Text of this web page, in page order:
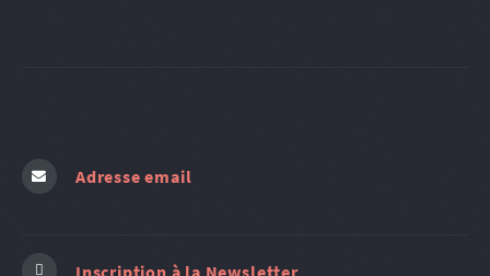
Adresse email
Inscription à la Newsletter